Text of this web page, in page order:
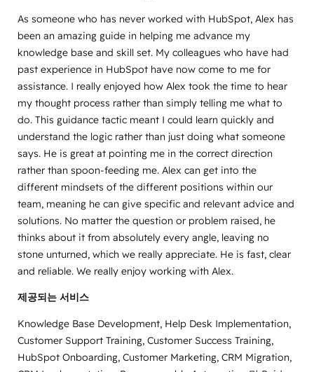
As someone who has never worked with HubSpot, Alex has
been an amazing guide in helping me advance my
knowledge base and skill set. My colleagues who have had
past experience in HubSpot have now come to me for
assistance. I really enjoyed how Alex took the time to hear
my thought process rather than simply telling me what to
do. This guidance tactic meant I could learn quickly and
understand the logic rather than just doing what someone
says. He is great at pointing me in the correct direction
rather than spoon-feeding me. Alex can get into the
different mindsets of the different positions within our
team, meaning he can give specific and relevant advice and
solutions. No matter the question or problem raised, he
thinks about it from absolutely every angle, leaving no
stone unturned, which we really appreciate. He is fast, clear
and reliable. We really enjoy working with Alex.
제공되는 서비스
Knowledge Base Development, Help Desk Implementation,
Customer Support Training, Customer Success Training,
HubSpot Onboarding, Customer Marketing, CRM Migration,